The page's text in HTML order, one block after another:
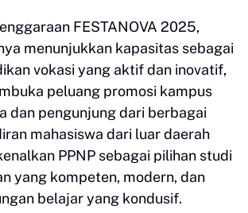
FESTANOVA 2025,
menunjukkan kapasitas sebagai
vokasi yang aktif dan inovatif,
peluang promosi kampus
dan pengunjung dari berbagai
mahasiswa dari luar daerah
PPNP sebagai pilihan studi
yang kompeten, modern, dan
belajar yang kondusif.